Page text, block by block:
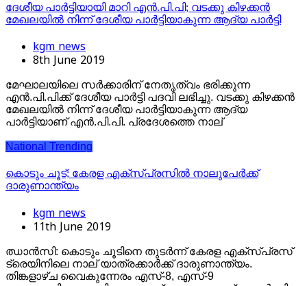
ദേശീയ പാര്‍ട്ടിയായി മാറി എന്‍.പി.പി; വടക്കു കിഴക്കന്‍
മേഖലയില്‍ നിന്ന് ദേശീയ പാര്‍ട്ടിയാകുന്ന ആദ്യ പാര്‍ട്ടി
kgm news
8th June 2019
മേഘാലയിലെ സര്‍ക്കാരിന് നേതൃത്വം ഭരിക്കുന്ന
എന്‍.പി.പിക്ക് ദേശീയ പാര്‍ട്ടി പദവി ലഭിച്ചു. വടക്കു കിഴക്കന്‍
മേഖലയില്‍ നിന്ന് ദേശീയ പാര്‍ട്ടിയാകുന്ന ആദ്യ
പാര്‍ട്ടിയാണ് എന്‍.പി.പി. പ്രദേശത്തെ നാല്
National Trending
കൊടും ചൂട്; കേരള എക്‌സ്പ്രസില്‍ നാലുപേര്‍ക്ക്
ദാരുണാന്ത്യം
kgm news
11th June 2019
ഝാന്‍സി: കൊടും ചൂടിനെ തുടര്‍ന്ന് കേരള എക്സ്പ്രസ്
ട്രെയിനിലെ നാല് യാത്രക്കാര്‍ക്ക് ദാരുണാന്ത്യം.
തിങ്കളാഴ്ച വൈകുന്നേരം എസ്-8, എസ്-9